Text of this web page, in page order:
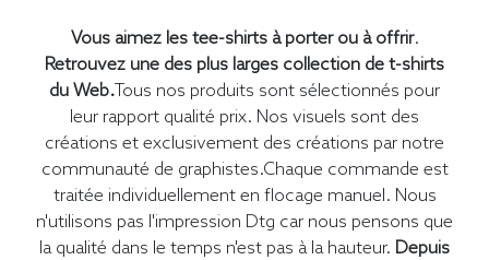
Vous aimez les tee-shirts à porter ou à offrir.
Retrouvez une des plus larges collection de t-shirts
du Web.Tous nos produits sont sélectionnés pour
leur rapport qualité prix. Nos visuels sont des
créations et exclusivement des créations par notre
communauté de graphistes.Chaque commande est
traitée individuellement en flocage manuel. Nous
n'utilisons pas l'impression Dtg car nous pensons que
la qualité dans le temps n'est pas à la hauteur. Depuis